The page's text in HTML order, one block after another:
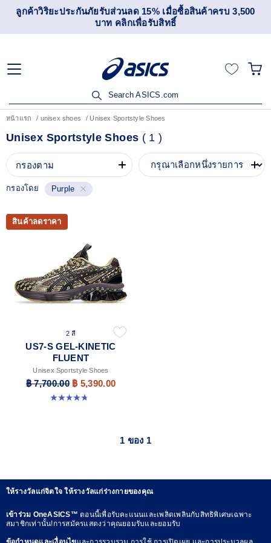
ลูกค้าวิริยะประกันภัยรับส่วนลด 15% เมื่อซื้อสินค้าครบ 3,500
บาท คลิกเพื่อรับสิทธิ์
Search ASICS.com
หน้าแรก unisex shoes Unisex Sportstyle Shoes
Unisex Sportstyle Shoes ( 1)
กรองตาม
กรองโดย Purple
สินค้าลดราคา
2 สี
US7-S GEL-KINETIC
FLUENT
Unisex Sportstyle Shoes
฿ 7,700.00 ฿ 5,390.00
4.7 จาก 5 ดาว 18 รีวิว
1 ของ 1
ให้รางวัลแก่จิตใจ ให้รางวัลแก่ร่างกายของคุณ
เข้าร่วม OneASICS™ตอนนี้เพื่อรับคะแนนและเพลิดเพลินกับสิทธิพิเศษเฉพาะ
สมาชิกเท่านั้น!การสมัครแสดงว่าคุณยอมรับและยอมรับ